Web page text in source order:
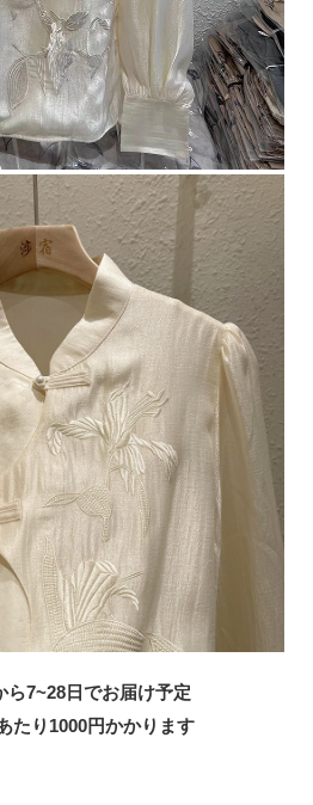
ら7~28日でお届け予定
たり 1000円かかります